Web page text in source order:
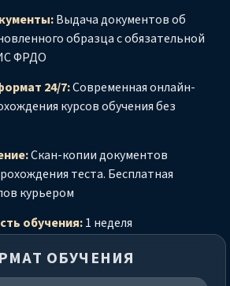
Выдача документов об
образца с обязательной
ФРДО
24/7:Современная онлайн-
курсов обучения без
Скан-копии документов
теста. Бесплатная
курьером
обучения:1 неделя
ОБУЧЕНИЯ